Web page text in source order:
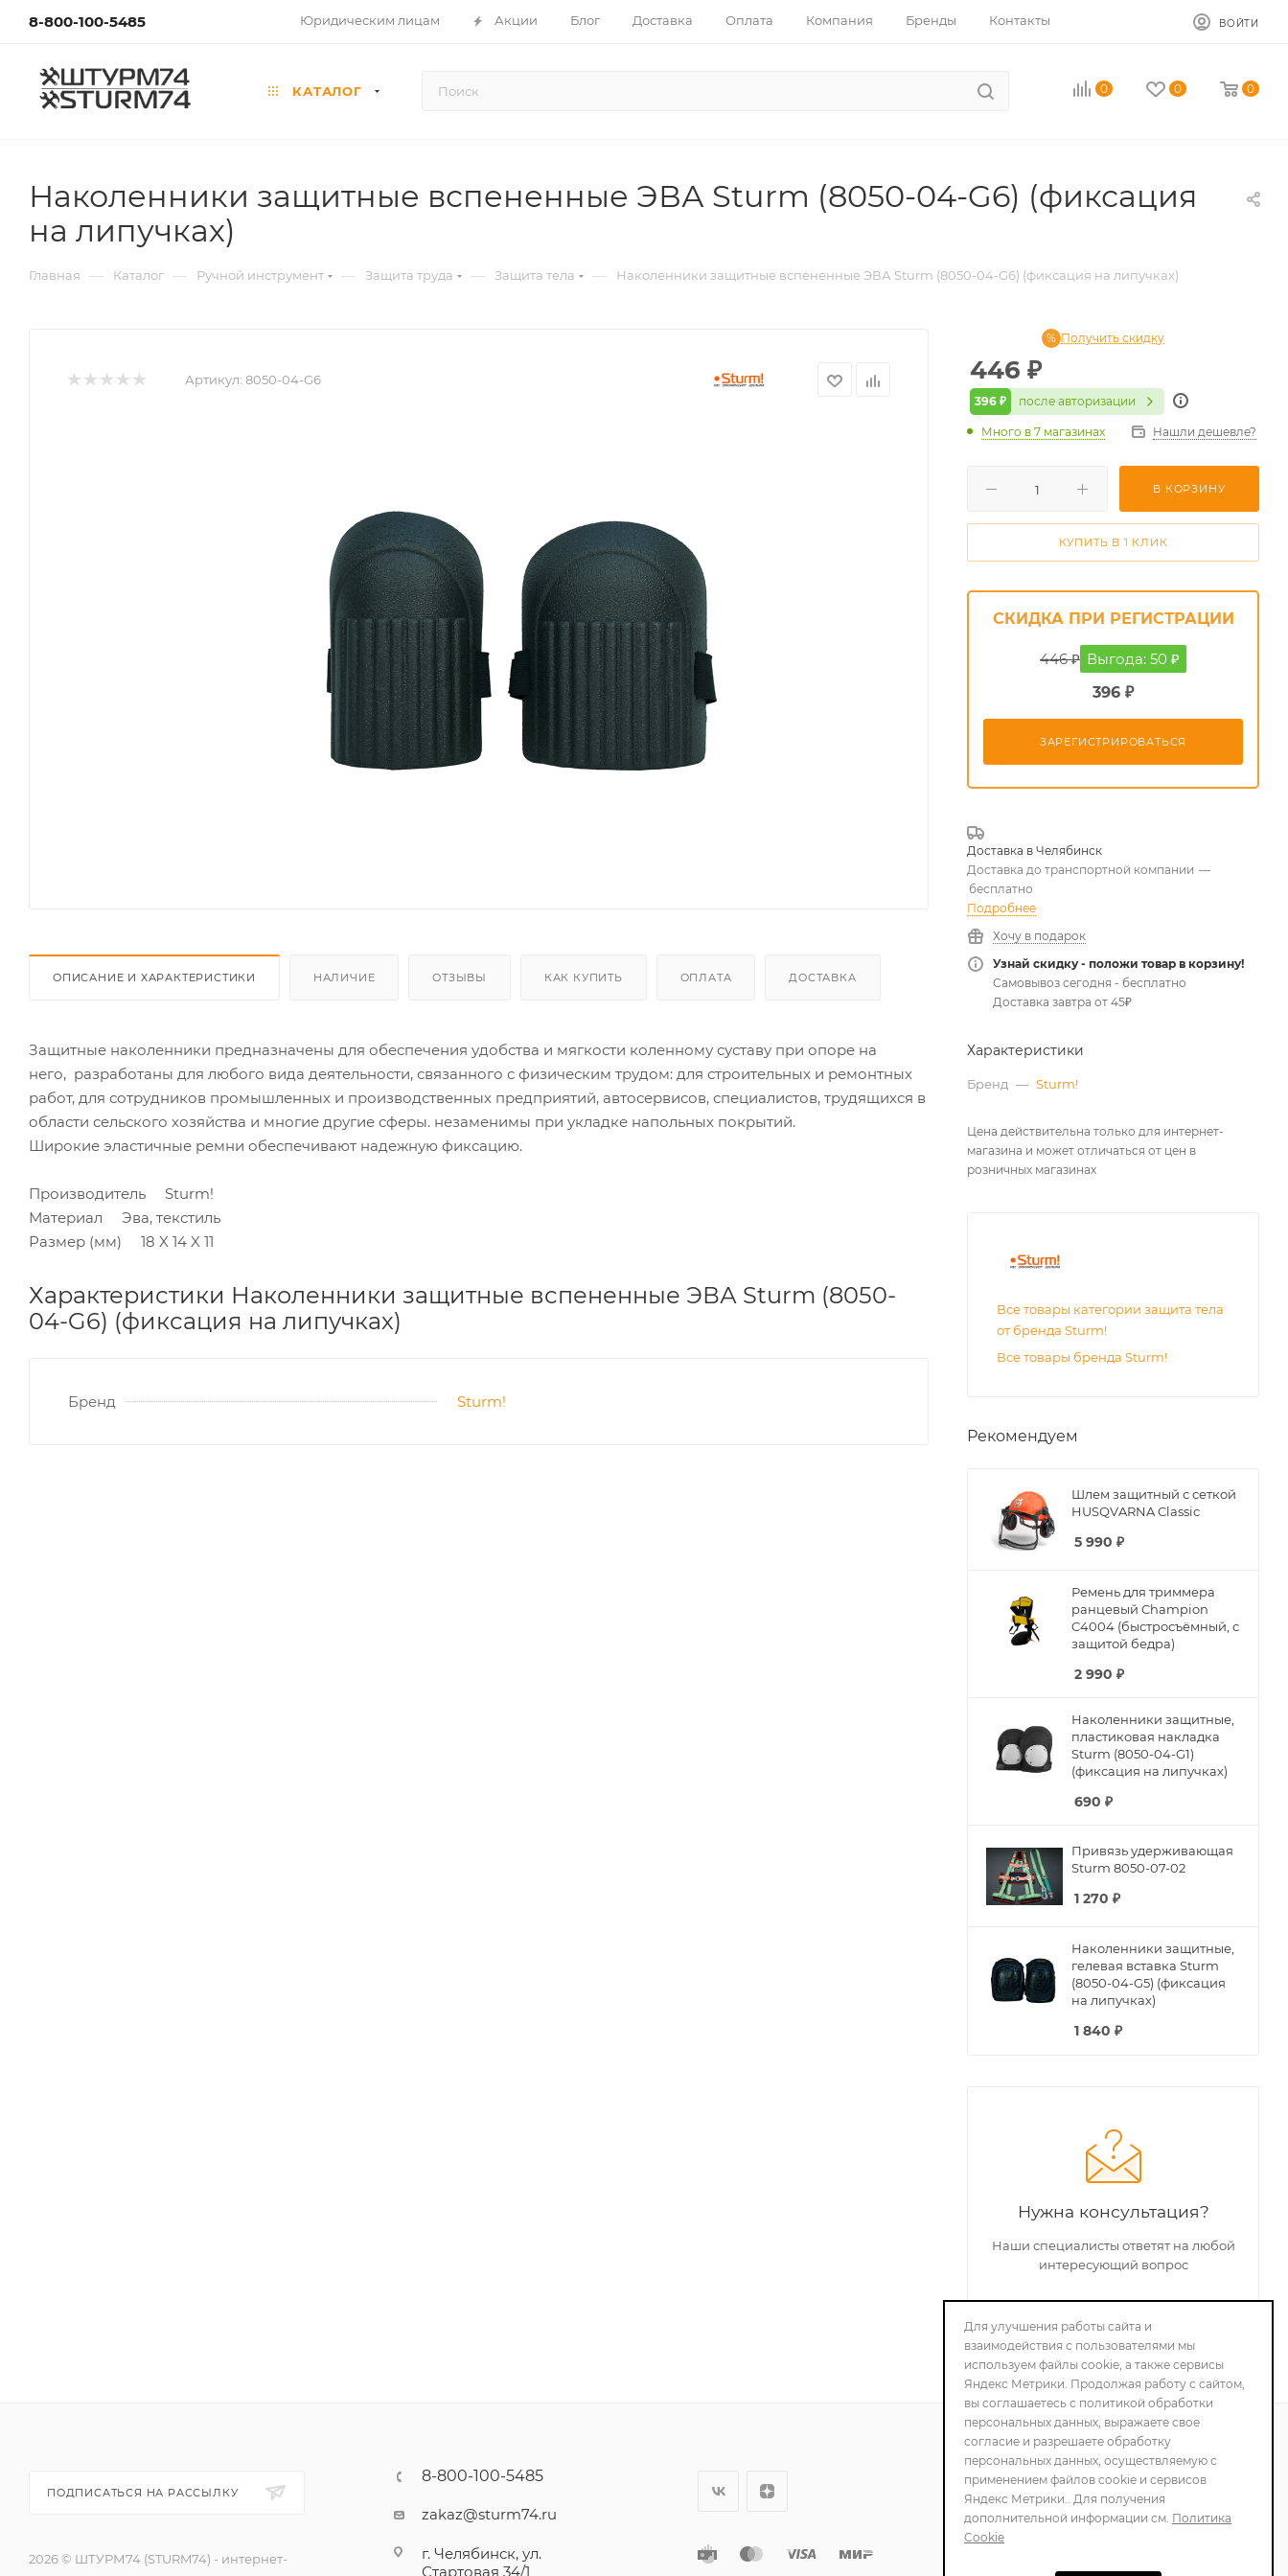
8-800-100-5485 Юридическим лицам Акции Блог Доставка Оплата Компания Бренды Контакты ВОЙТИ
КАТАЛОГ 0 0 0
Наколенники защитные вспененные ЭВА Sturm (8050-04-G6) (фиксация
на липучках)
Главная — Каталог — Ручной инструмент — Защита труда — Защита тела — Наколенники защитные вспененные ЭВА Sturm (8050-04-G6) (фиксация на липучках)
Артикул: 8050-04-G6
ОПИСАНИЕ И ХАРАКТЕРИСТИКИ НАЛИЧИЕ ОТЗЫВЫ КАК КУПИТЬ ОПЛАТА ДОСТАВКА
Защитные наколенники предназначены для обеспечения удобства и мягкости коленному суставу при опоре на
него, разработаны для любого вида деятельности, связанного с физическим трудом: для строительных и ремонтных
работ, для сотрудников промышленных и производственных предприятий, автосервисов, специалистов, трудящихся в
области сельского хозяйства и многие другие сферы. незаменимы при укладке напольных покрытий.
Широкие эластичные ремни обеспечивают надежную фиксацию.
Производитель Sturm!
Материал Эва, текстиль
Размер (мм) 18 X 14 X 11
Характеристики Наколенники защитные вспененные ЭВА Sturm (8050-
04-G6) (фиксация на липучках)
Бренд Sturm!
446 ₽
396 ₽ после авторизации
Получить скидку
Много в 7 магазинах Нашли дешевле?
В КОРЗИНУ
КУПИТЬ В 1 КЛИК
СКИДКА ПРИ РЕГИСТРАЦИИ
446 ₽ Выгода: 50 ₽
396 ₽
ЗАРЕГИСТРИРОВАТЬСЯ
Доставка в Челябинск
Доставка до транспортной компании —
бесплатно
Подробнее
Хочу в подарок
Узнай скидку - положи товар в корзину!
Самовывоз сегодня - бесплатно
Доставка завтра от 45₽
Характеристики
Бренд — Sturm!
Цена действительна только для интернет-
магазина и может отличаться от цен в
розничных магазинах
Все товары категории защита тела
от бренда Sturm!
Все товары бренда Sturm!
Рекомендуем
Шлем защитный с сеткой
HUSQVARNA Classic
5 990 ₽
Ремень для триммера
ранцевый Champion
C4004 (быстросъёмный, с
защитой бедра)
2 990 ₽
Наколенники защитные,
пластиковая накладка
Sturm (8050-04-G1)
(фиксация на липучках)
690 ₽
Привязь удерживающая
Sturm 8050-07-02
1 270 ₽
Наколенники защитные,
гелевая вставка Sturm
(8050-04-G5) (фиксация
на липучках)
1 840 ₽
Нужна консультация?
Наши специалисты ответят на любой
интересующий вопрос
ЗАДАТЬ ВОПРОС
ПОДПИСАТЬСЯ НА РАССЫЛКУ
2026 © ШТУРМ74 (STURM74) - интернет-
8-800-100-5485
zakaz@sturm74.ru
г. Челябинск, ул.
Стартовая 34/1
ПОЛИТИКА
КОНФИДЕНЦИАЛЬНОСТИ
Для улучшения работы сайта и
взаимодействия с пользователями мы
используем файлы cookie, а также сервисы
Яндекс Метрики. Продолжая работу с сайтом,
вы соглашаетесь с политикой обработки
персональных данных, выражаете свое
согласие и разрешаете обработку
персональных данных, осуществляемую с
применением файлов cookie и сервисов
Яндекс Метрики.. Для получения
дополнительной информации см. Политика
Cookie